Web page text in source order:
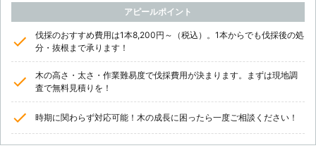
アピールポイント
伐採のおすすめ費用は1本8,200円～（税込）。1本からでも伐採後の処
分・抜根まで承ります！
木の高さ・太さ・作業難易度で伐採費用が決まります。まずは現地調
査で無料見積りを！
時期に関わらず対応可能！木の成長に困ったら一度ご相談ください！